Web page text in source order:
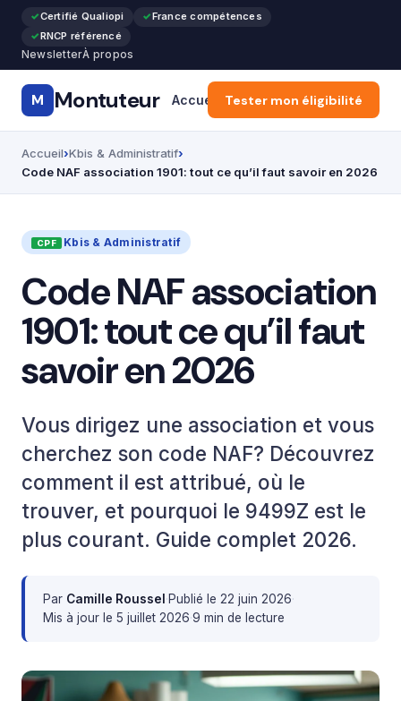
Certifié Qualiopi
France compétences
RNCP référencé
NewsletterÀ propos
M Montuteur Accueil CPF & Compte Formation
Tester mon éligibilité
Accueil Kbis & Administratif
Code NAF association 1901: tout ce qu’il faut savoir en 2026
Kbis & Administratif
Code NAF association
1901: tout ce qu’il faut
savoir en 2026
Vous dirigez une association et vous
cherchez son code NAF? Découvrez
comment il est attribué, où le
trouver, et pourquoi le 9499Z est le
plus courant. Guide complet 2026.
Par Camille Roussel·Publié le 22 juin 2026·
Mis à jour le 5 juillet 2026·9 min de lecture